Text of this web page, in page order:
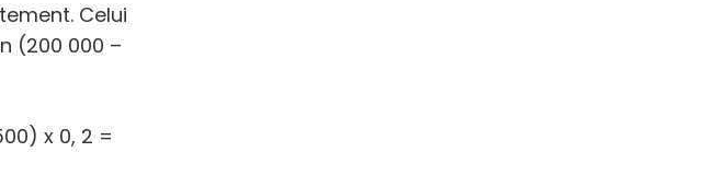
Celui
(200 000 –
x 0, 2 =